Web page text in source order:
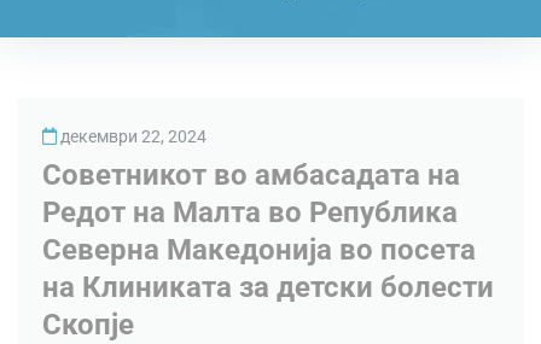
декември 22, 2024
Советникот во амбасадата на
Редот на Малта во Република
Северна Македонија во посета
на Клиниката за детски болести
Скопје